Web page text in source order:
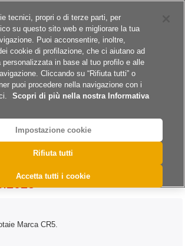
Marca CR5.
tecnici, propri o di terze parti, per
su questo sito web e migliorare la tua
Puoi acconsentire, inoltre,
cookie di profilazione, che ci aiutano ad
personalizzata in base al tuo profilo e alle
Cliccando su “Rifiuta tutti” o
puoi procedere nella navigazione con i
Scopri di più nella nostra Informativa
Impostazione cookie
Rifiuta tutti
Accetta tutti i cookie